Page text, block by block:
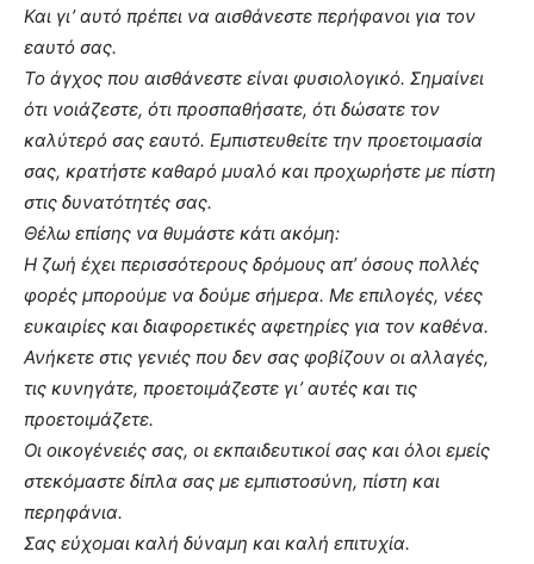
Και γι’ αυτό πρέπει να αισθάνεστε περήφανοι για τον
εαυτό σας.
Το άγχος που αισθάνεστε είναι φυσιολογικό. Σημαίνει
ότι νοιάζεστε, ότι προσπαθήσατε, ότι δώσατε τον
καλύτερό σας εαυτό. Εμπιστευθείτε την προετοιμασία
σας, κρατήστε καθαρό μυαλό και προχωρήστε με πίστη
στις δυνατότητές σας.
Θέλω επίσης να θυμάστε κάτι ακόμη:
Η ζωή έχει περισσότερους δρόμους απ’ όσους πολλές
φορές μπορούμε να δούμε σήμερα. Με επιλογές, νέες
ευκαιρίες και διαφορετικές αφετηρίες για τον καθένα.
Ανήκετε στις γενιές που δεν σας φοβίζουν οι αλλαγές,
τις κυνηγάτε, προετοιμάζεστε γι’ αυτές και τις
προετοιμάζετε.
Οι οικογένειές σας, οι εκπαιδευτικοί σας και όλοι εμείς
στεκόμαστε δίπλα σας με εμπιστοσύνη, πίστη και
περηφάνια.
Σας εύχομαι καλή δύναμη και καλή επιτυχία.